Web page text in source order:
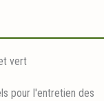
pour l'entretien des